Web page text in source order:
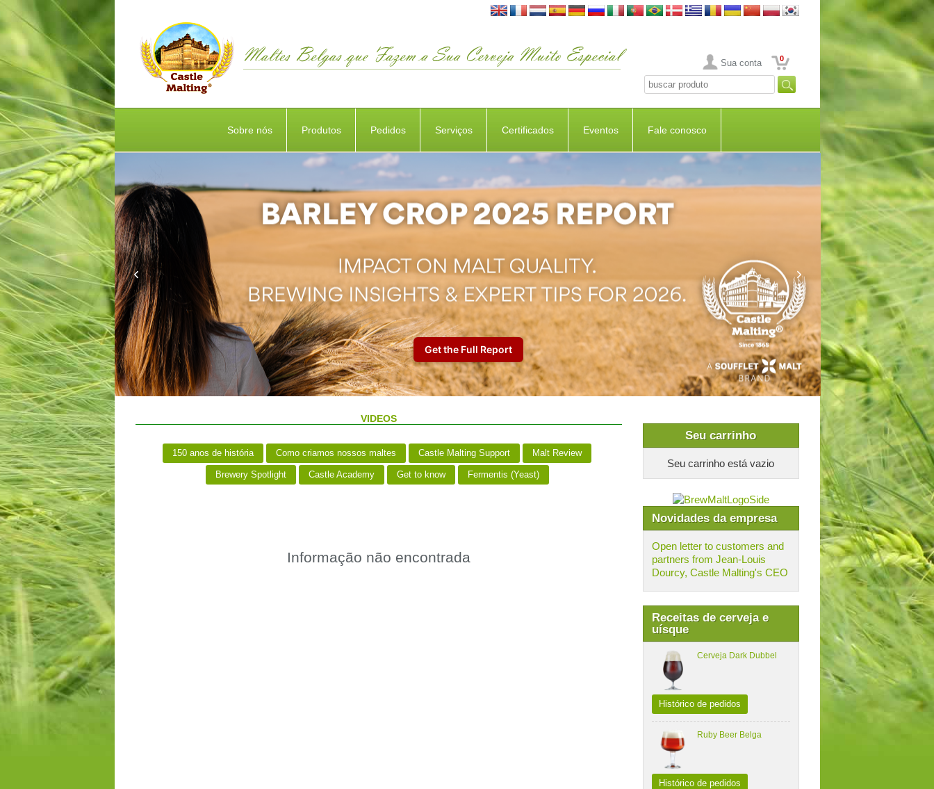
Sua conta 0
Sobre nós Produtos Pedidos Serviços Certificados Eventos Fale conosco
Seu carrinho
Seu carrinho está vazio
Novidades da empresa
Open letter to customers and
partners from Jean-Louis
Dourcy, Castle Malting's CEO
Receitas de cerveja e
uísque
Cerveja Dark Dubbel
Histórico de pedidos
Ruby Beer Belga
Histórico de pedidos
VIDEOS
150 anos de história Como criamos nossos maltes Castle Malting Support Malt Review
Brewery Spotlight Castle Academy Get to know Fermentis (Yeast)
Informação não encontrada